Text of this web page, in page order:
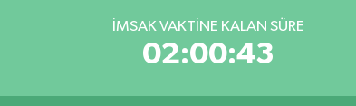
İMSAK VAKTINE KALAN SÜRE
02:00:43